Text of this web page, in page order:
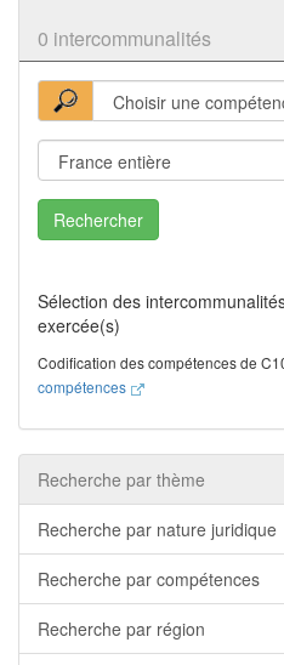
0 intercommunalités
Rechercher
Sélection des
exercée(s)
Codification des compétences de
compétences
Recherche par thème
Recherche par nature juridique
Recherche par compétences
Recherche par région